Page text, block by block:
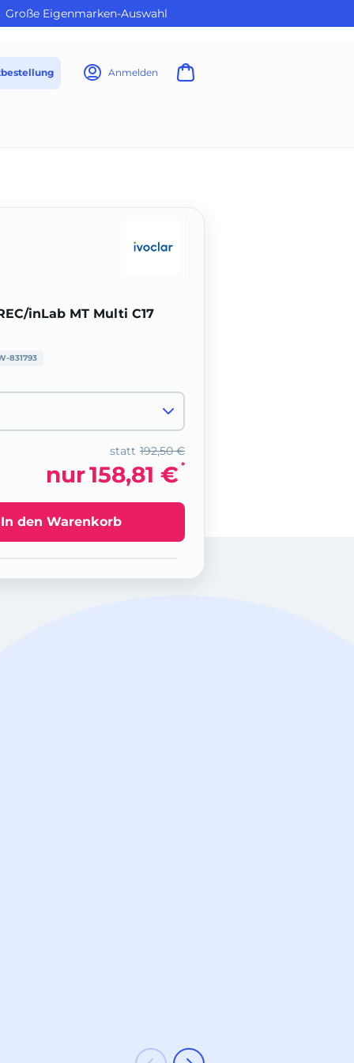
Große Eigenmarken-Auswahl
Anmelden
inLab MT Multi C17
831793
192,50 €
statt
nur158,81 € *
In den Warenkorb